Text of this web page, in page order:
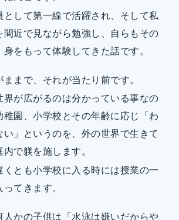
として第一線で活躍され、そして私
間近で見ながら勉強し、自らもその
をもって体験してきた話です。
まで、それが当たり前です。
界が広がるのは分かっている事なの
稚園、小学校とその年齢に応じ「わ
い」というのを、外の世界で生きて
で躾を施します。
くとも小学校に入る時には授業の一
てきます。
人かの子供は「水泳は嫌いだからや